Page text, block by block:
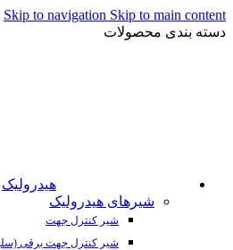
Skip to navigation Skip to main content
دسته بندی محصولات
هیدرولیک
شیرهای هیدرولیک
شیر کنترل جهت
شیر کنترل جهت برقی